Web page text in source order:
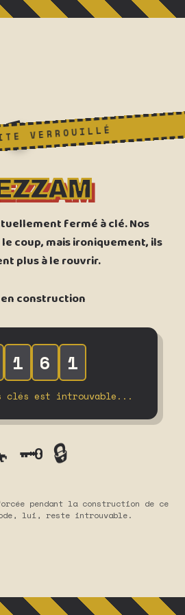
VERROUILLÉ
fermé à clé. Nos
coup, mais ironiquement, ils
plus à le rouvrir.
construction
1 6 1
clés est introuvable...
🗝️ 🔒
pendant la construction de ce
lui, reste introuvable.